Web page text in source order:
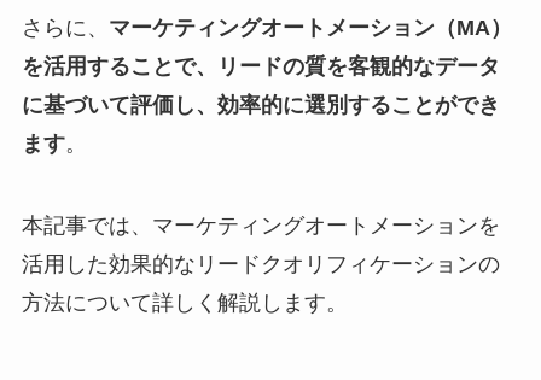
さらに、 マーケティングオートメーション（MA）
を活用することで、リードの質を客観的なデータ
に基づいて評価し、効率的に選別することができ
ます。
本記事では、マーケティングオートメーションを
活用した効果的なリードクオリフィケーションの
方法について詳しく解説します。